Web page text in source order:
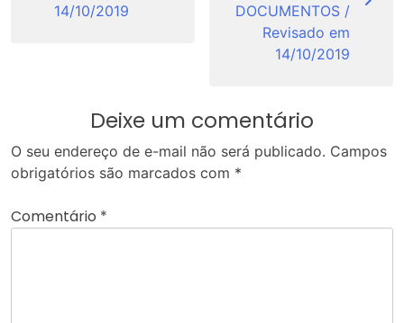
14/10/2019
DOCUMENTOS /
Revisado em
14/10/2019
Deixe um comentário
O seu endereço de e-mail não será publicado. Campos
obrigatórios são marcados com *
Comentário *